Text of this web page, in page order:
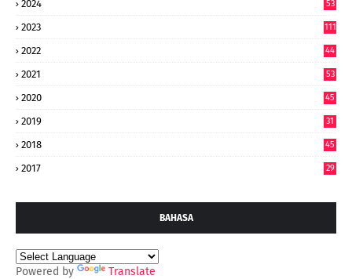
2024
53
2023 111
2022
44
2021 53
2020 45
2019 31
2018 45
2017 29
BAHASA
Powered by Translate